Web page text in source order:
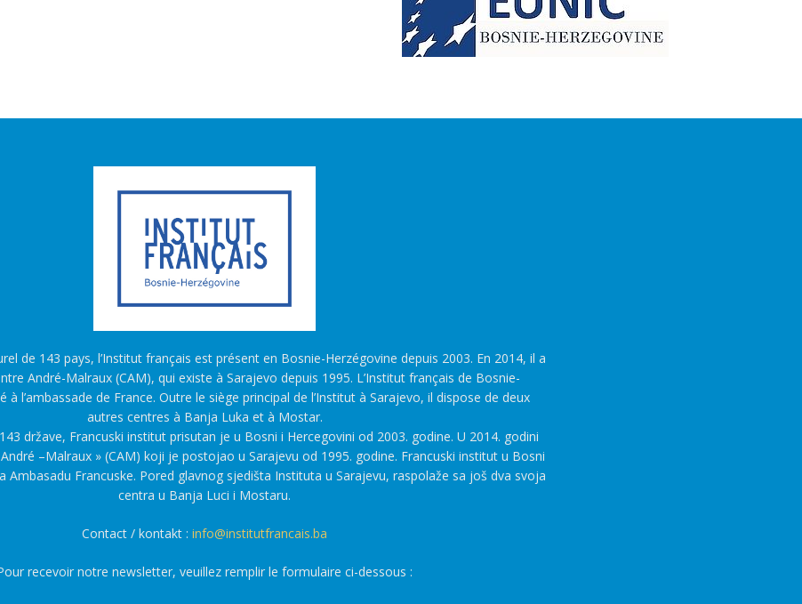
de 143 pays, l’Institut français est présent en Bosnie-Herzégovine depuis 2003. En 2014, il a
André-Malraux (CAM), qui existe à Sarajevo depuis 1995. L’Institut français de Bosnie-
à l’ambassade de France. Outre le siège principal de l’Institut à Sarajevo, il dispose de deux
autres centres à Banja Luka et à Mostar.
države, Francuski institut prisutan je u Bosni i Hercegovini od 2003. godine. U 2014. godini
–Malraux » (CAM) koji je postojao u Sarajevu od 1995. godine. Francuski institut u Bosni
Ambasadu Francuske. Pored glavnog sjedišta Instituta u Sarajevu, raspolaže sa još dva svoja
centra u Banja Luci i Mostaru.
Contact / kontakt : info@institutfrancais.ba
recevoir notre newsletter, veuillez remplir le formulaire ci-dessous :